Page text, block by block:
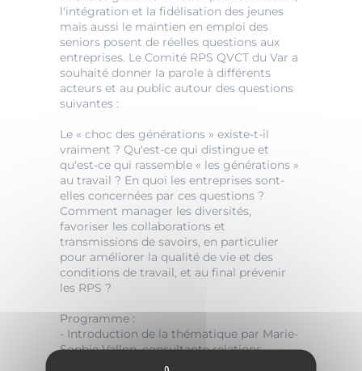
l'intégration et la fidélisation des jeunes
mais aussi le maintien en emploi des
seniors posent de réelles questions aux
entreprises. Le Comité RPS QVCT du Var a
souhaité donner la parole à différents
acteurs et au public autour des questions
suivantes :
Le « choc des générations » existe-t-il
vraiment ? Qu'est-ce qui distingue et
qu'est-ce qui rassemble « les générations »
au travail ? En quoi les entreprises sont-
elles concernées par ces questions ?
Comment manager les diversités,
favoriser les collaborations et
transmissions de savoirs, en particulier
pour améliorer la qualité de vie et des
conditions de travail, et au final prévenir
les RPS ?
Programme :
- Introduction de la thématique par Marie-
Sophie Vallon, consultante relations